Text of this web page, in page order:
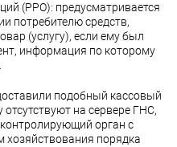
(РРО): предусматривается
потребителю средств,
(услугу), если ему был
информация по которому
подобный кассовый
на сервере ГНС,
орган с
порядка